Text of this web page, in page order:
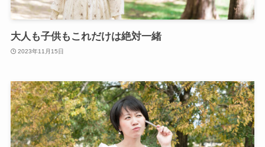
大人も子供もこれだけは絶対一緒
2023年11月15日